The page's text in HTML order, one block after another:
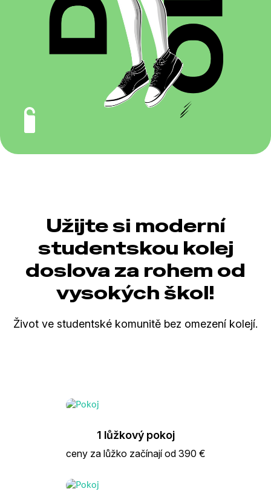
Užijte si moderní
studentskou kolej
doslova za rohem od
vysokých škol!
Život ve studentské komunitě bez omezení kolejí.
1 lůžkový pokoj
ceny za lůžko začínají od 390 €